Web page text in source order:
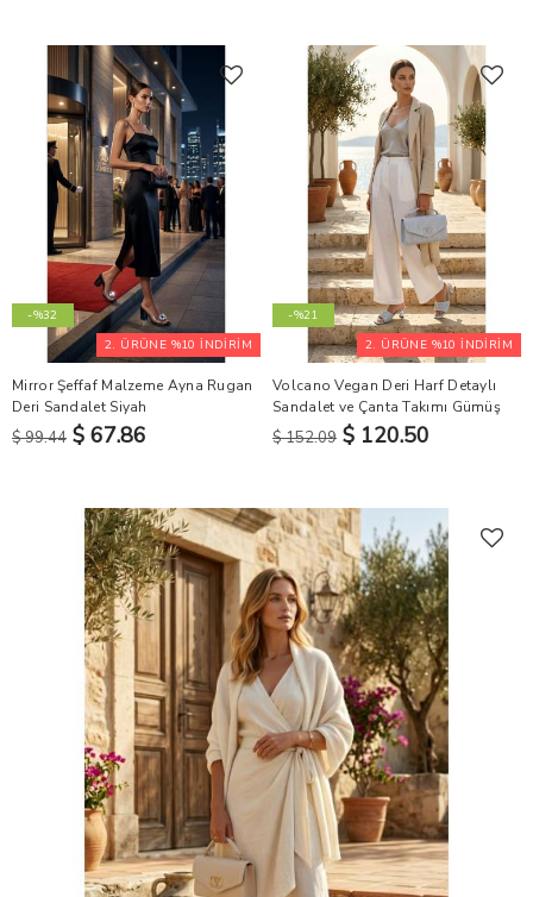
2. ÜRÜNE %10 İNDİRİM
-%32
Mirror Şeffaf Malzeme Ayna Rugan
Deri Sandalet Siyah
$ 99.44 $ 67.86
2. ÜRÜNE %10 İNDİRİM
-%21
Volcano Vegan Deri Harf Detaylı
Sandalet ve Çanta Takımı Gümüş
$ 152.09 $ 120.50